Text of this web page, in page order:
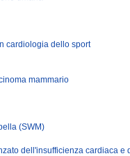
cardiologia dello sport
mammario
(SWM)
dell'insufficienza cardiaca e